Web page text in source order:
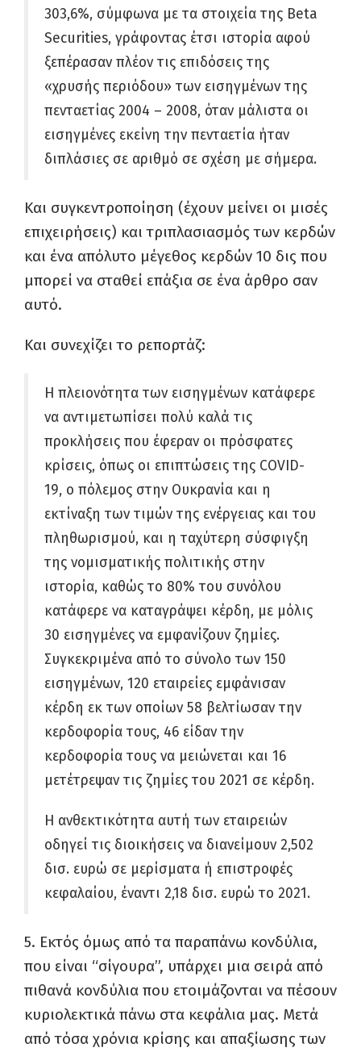
303,6%, σύμφωνα με τα στοιχεία της Beta
Securities, γράφοντας έτσι ιστορία αφού
ξεπέρασαν πλέον τις επιδόσεις της
«χρυσής περιόδου» των εισηγμένων της
πενταετίας 2004 – 2008, όταν μάλιστα οι
εισηγμένες εκείνη την πενταετία ήταν
διπλάσιες σε αριθμό σε σχέση με σήμερα.
Και συγκεντροποίηση (έχουν μείνει οι μισές
επιχειρήσεις) και τριπλασιασμός των κερδών
και ένα απόλυτο μέγεθος κερδών 10 δις που
μπορεί να σταθεί επάξια σε ένα άρθρο σαν
αυτό.
Και συνεχίζει το ρεπορτάζ:
Η πλειονότητα των εισηγμένων κατάφερε
να αντιμετωπίσει πολύ καλά τις
προκλήσεις που έφεραν οι πρόσφατες
κρίσεις, όπως οι επιπτώσεις της COVID-
19, ο πόλεμος στην Ουκρανία και η
εκτίναξη των τιμών της ενέργειας και του
πληθωρισμού, και η ταχύτερη σύσφιγξη
της νομισματικής πολιτικής στην
ιστορία, καθώς το 80% του συνόλου
κατάφερε να καταγράψει κέρδη, με μόλις
30 εισηγμένες να εμφανίζουν ζημίες.
Συγκεκριμένα από το σύνολο των 150
εισηγμένων, 120 εταιρείες εμφάνισαν
κέρδη εκ των οποίων 58 βελτίωσαν την
κερδοφορία τους, 46 είδαν την
κερδοφορία τους να μειώνεται και 16
μετέτρεψαν τις ζημίες του 2021 σε κέρδη.
Η ανθεκτικότητα αυτή των εταιρειών
οδηγεί τις διοικήσεις να διανείμουν 2,502
δισ. ευρώ σε μερίσματα ή επιστροφές
κεφαλαίου, έναντι 2,18 δισ. ευρώ το 2021.
5. Εκτός όμως από τα παραπάνω κονδύλια,
που είναι “σίγουρα”, υπάρχει μια σειρά από
πιθανά κονδύλια που ετοιμάζονται να πέσουν
κυριολεκτικά πάνω στα κεφάλια μας. Μετά
από τόσα χρόνια κρίσης και απαξίωσης των